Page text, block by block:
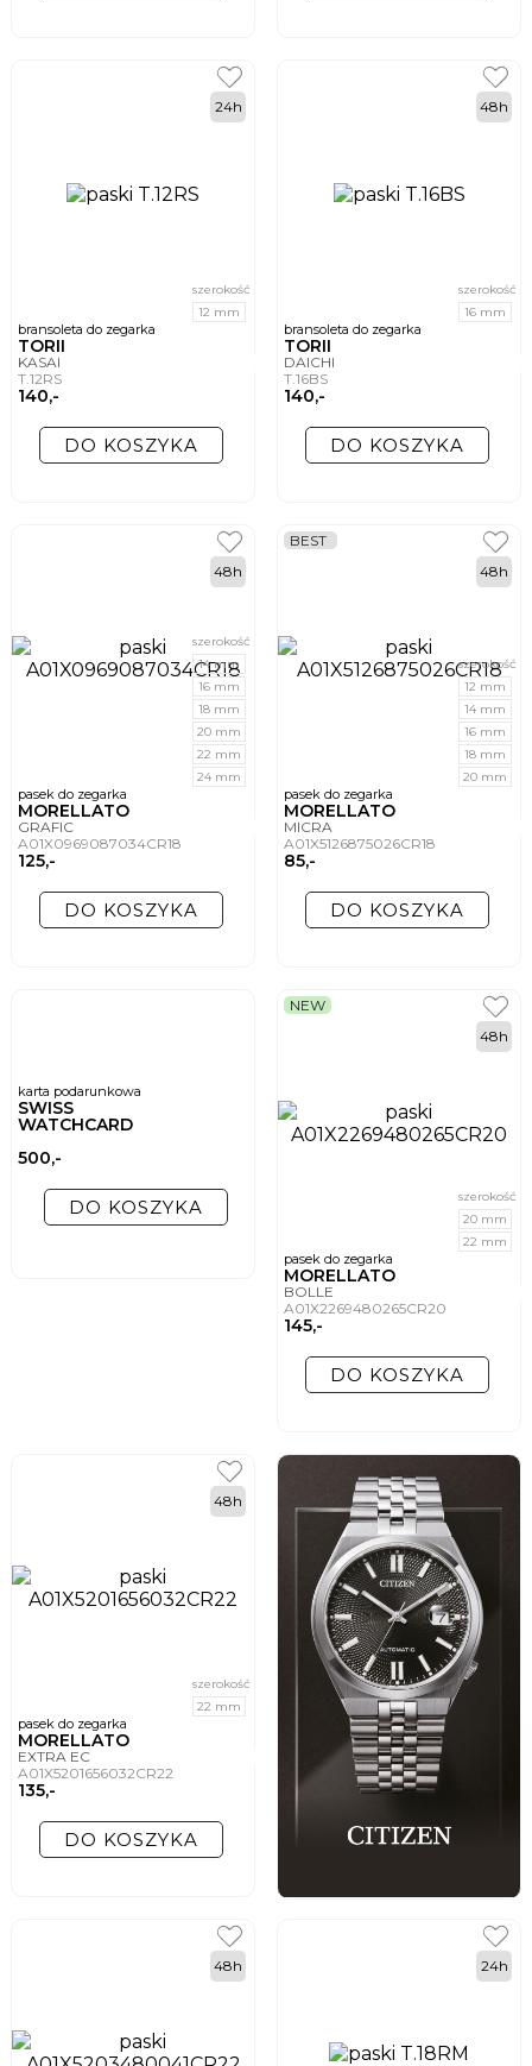
bransoleta do zegarka
TORII
KASAI
T.12RS
140,-
szerokość
12 mm
24h
DO KOSZYKA
bransoleta do zegarka
TORII
DAICHI
T.16BS
140,-
szerokość
16 mm
48h
DO KOSZYKA
pasek do zegarka
MORELLATO
GRAFIC
A01X0969087034CR18
125,-
szerokość
14 mm
16 mm
18 mm
20 mm
22 mm
24 mm
48h
DO KOSZYKA
pasek do zegarka
MORELLATO
MICRA
A01X5126875026CR18
85,-
BEST
szerokość
12 mm
14 mm
16 mm
18 mm
20 mm
48h
DO KOSZYKA
karta podarunkowa
SWISS
WATCHCARD
500,-
DO KOSZYKA
pasek do zegarka
MORELLATO
BOLLE
A01X2269480265CR20
145,-
NEW
szerokość
20 mm
22 mm
48h
DO KOSZYKA
pasek do zegarka
MORELLATO
EXTRA EC
A01X5201656032CR22
135,-
szerokość
22 mm
48h
DO KOSZYKA
48h 24h